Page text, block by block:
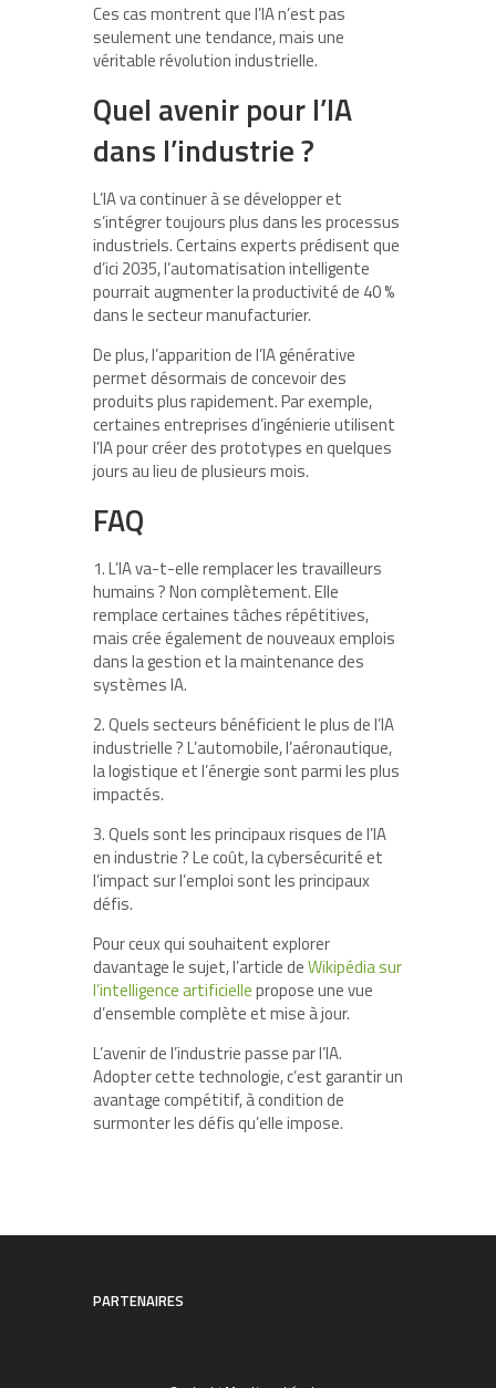
Ces cas montrent que l’IA n’est pas
seulement une tendance, mais une
véritable révolution industrielle.
Quel avenir pour l’IA
dans l’industrie ?
L’IA va continuer à se développer et
s’intégrer toujours plus dans les processus
industriels. Certains experts prédisent que
d’ici 2035, l’automatisation intelligente
pourrait augmenter la productivité de 40 %
dans le secteur manufacturier.
De plus, l’apparition de l’IA générative
permet désormais de concevoir des
produits plus rapidement. Par exemple,
certaines entreprises d’ingénierie utilisent
l’IA pour créer des prototypes en quelques
jours au lieu de plusieurs mois.
FAQ
1. L’IA va-t-elle remplacer les travailleurs
humains ? Non complètement. Elle
remplace certaines tâches répétitives,
mais crée également de nouveaux emplois
dans la gestion et la maintenance des
systèmes IA.
2. Quels secteurs bénéficient le plus de l’IA
industrielle ? L’automobile, l’aéronautique,
la logistique et l’énergie sont parmi les plus
impactés.
3. Quels sont les principaux risques de l’IA
en industrie ? Le coût, la cybersécurité et
l’impact sur l’emploi sont les principaux
défis.
Pour ceux qui souhaitent explorer
davantage le sujet, l’article deWikipédia sur
l’intelligence artificiellepropose une vue
d’ensemble complète et mise à jour.
L’avenir de l’industrie passe par l’IA.
Adopter cette technologie, c’est garantir un
avantage compétitif, à condition de
surmonter les défis qu’elle impose.
PARTENAIRES